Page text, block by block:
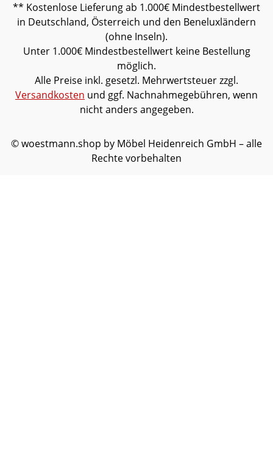
** Kostenlose Lieferung ab 1.000€ Mindestbestellwert
in Deutschland, Österreich und den Beneluxländern
(ohne Inseln).
Unter 1.000€ Mindestbestellwert keine Bestellung
möglich.
Alle Preise inkl. gesetzl. Mehrwertsteuer zzgl.
Versandkosten und ggf. Nachnahmegebühren, wenn
nicht anders angegeben.
© woestmann.shop by Möbel Heidenreich GmbH – alle
Rechte vorbehalten